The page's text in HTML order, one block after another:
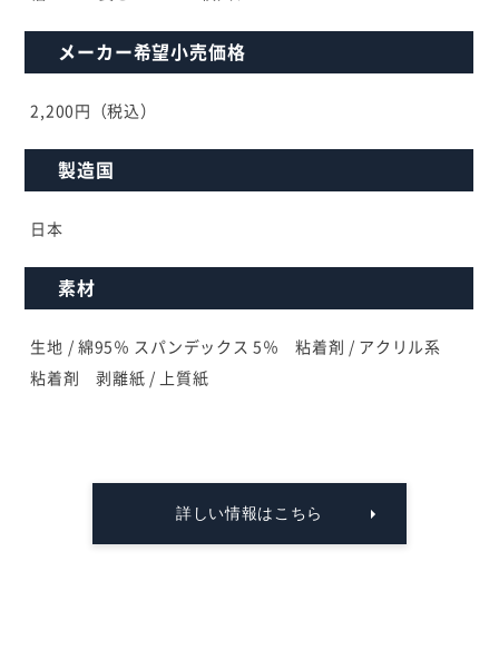
メーカー希望小売価格
2,200円（税込）
製造国
日本
素材
生地 / 綿95％ スパンデックス 5％ 粘着剤 / アクリル系
粘着剤 剥離紙 / 上質紙
詳しい情報はこちら